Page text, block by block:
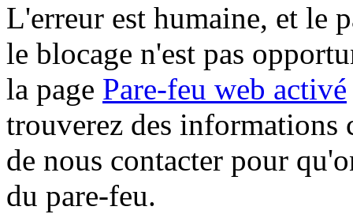
L'erreur est humaine, et le
le blocage n'est pas
la page Pare-feu web activé
trouverez des informations
de nous contacter pour
du pare-feu.